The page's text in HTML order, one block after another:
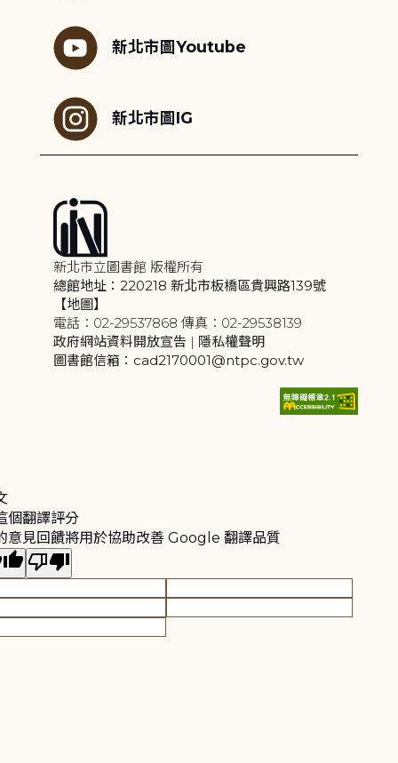
新北市圖Youtube
新北市圖IG
新北市立圖書館 版權所有
總館地址：220218 新北市板橋區貴興路139號
【地圖】
電話：02-29537868 傳真：02-29538139
政府網站資料開放宣告 | 隱私權聲明
圖書館信箱：cad2170001@ntpc.gov.tw
個翻譯評分
意見回饋將用於協助改善 Google 翻譯品質